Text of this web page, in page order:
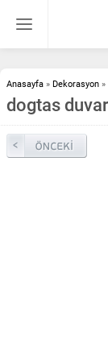
Anasayfa » Dekorasyon »
dogtas